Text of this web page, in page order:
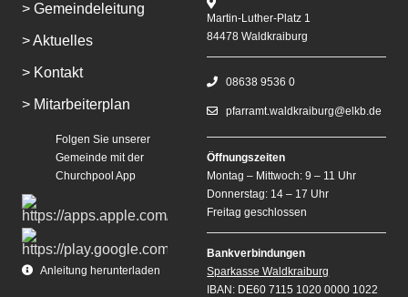
> Gemeindeleitung
> Aktuelles
> Kontakt
> Mitarbeiterplan
Folgen Sie unserer
Gemeinde mit der
Churchpool App
Anleitung herunterladen
Martin-Luther-Platz 1
84478 Waldkraiburg
08638 9536 0
pfarramt.waldkraiburg@elkb.de
Öffnungszeiten
Montag – Mittwoch: 9 – 11 Uhr
Donnerstag: 14 – 17 Uhr
Freitag geschlossen
Bankverbindungen
Sparkasse Waldkraiburg
IBAN: DE60 7115 1020 0000 1022